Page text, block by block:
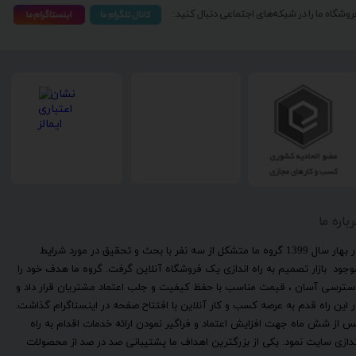
ما
​در بهار سال 1399 گروه ما متشکل از سه نفر با بحث و تحقیق در مورد شرایط
بازار تصمیم به راه اندازی یک فروشگاه آنلاین گرفت. گروه ما هدف خود را
آسان ، قیمت مناسب با حفظ کیفیت و جلب اعتماد مشتریان قرار داد و
این راه قدم به عرصه کسب و کار آنلاین با افتتاح صفحه در اینستاگرام گذاشت.
از شش ماه جهت افزایش اعتماد و فراگیر نمودن ارائه خدمات اقدام به راه
سایت نمود. یکی از بزرگترین اهداف ما پشتیبانی صد در صد از محصولات
ما را در شبکه‌های اجتماعی دنبال کنید: